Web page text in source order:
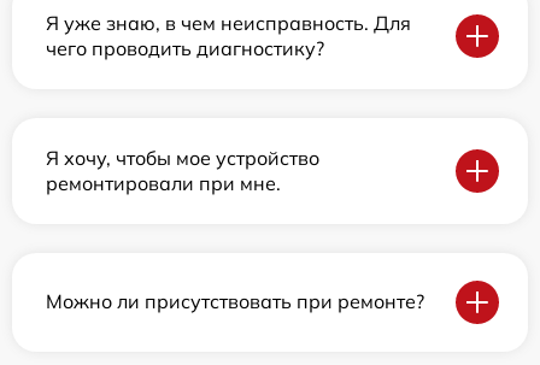
Я уже знаю, в чем неисправность. Для
чего проводить диагностику?
Я хочу, чтобы мое устройство
ремонтировали при мне.
Можно ли присутствовать при ремонте?